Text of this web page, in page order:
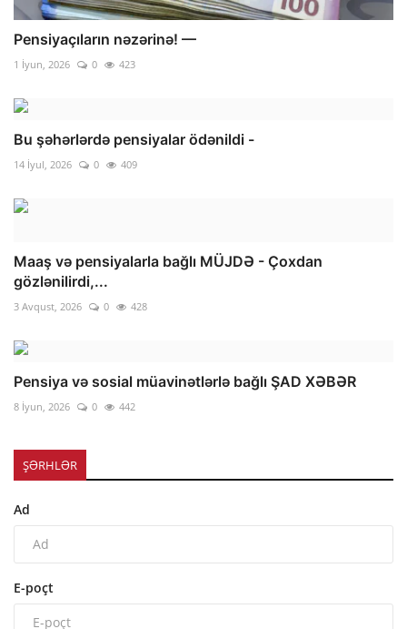
Pensiyaçıların nəzərinə! —
1 İyun, 2026 0 423
Bu şəhərlərdə pensiyalar ödənildi -
14 İyul, 2026 0 409
Maaş və pensiyalarla bağlı MÜJDƏ - Çoxdan
gözlənilirdi,...
3 Avqust, 2026 0 428
Pensiya və sosial müavinətlərlə bağlı ŞAD XƏBƏR
8 İyun, 2026 0 442
ŞƏRHLƏR
Ad
E-poçt